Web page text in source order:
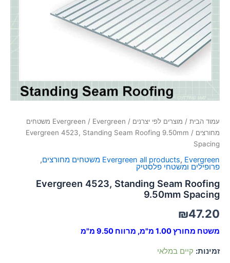
font_download סמן קישורים
לאפס
את
cached
עמוד הבית / מוצרים לפי יצרנים /
Evergreen /
Evergreen משטחים
מחורצים
/ Evergreen 4523, Standing Seam Roofing 9.50mm
Spacing
Evergreen all products, Evergreen משטחים מחורצים ,
פרופילים ומשטחי פלסטיק
Evergreen 4523, Standing Seam Roofing
9.50mm Spacing
₪47.20
משטח מחורץ 1.00 מ"מ, מרווח 9.50 מ"מ
זמינות: קיים במלאי